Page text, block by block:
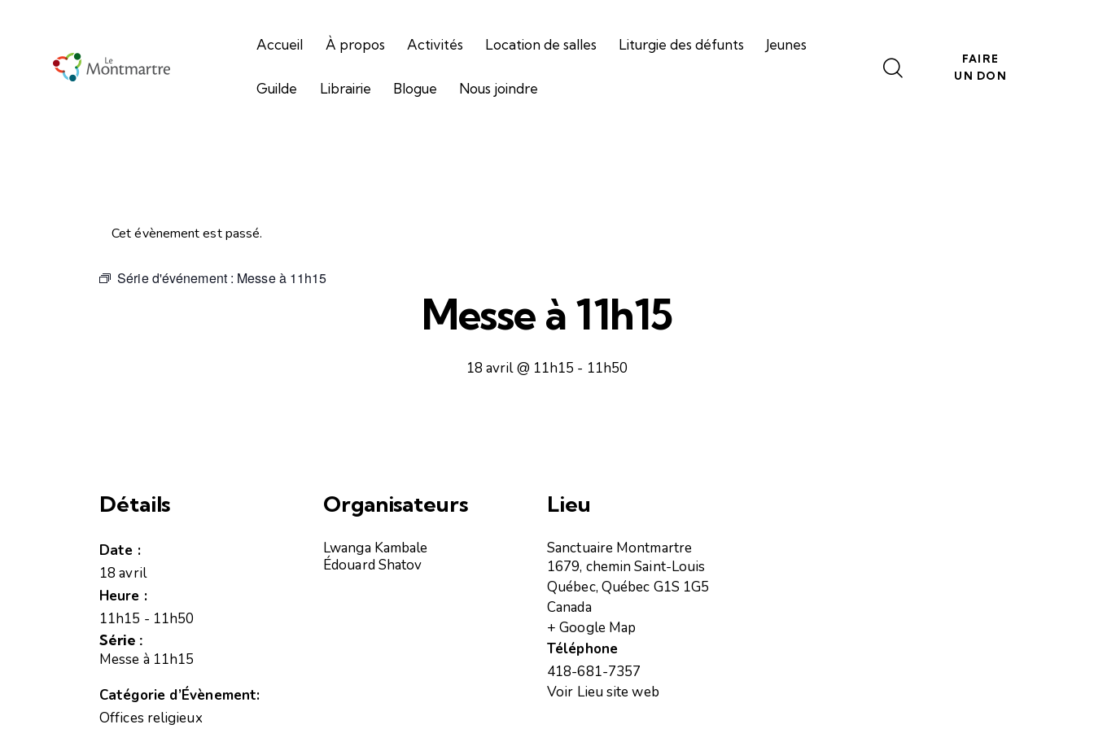
Accueil À propos Activités Location de salles Liturgie des défunts Jeunes
Guilde Librairie Blogue Nous joindre
FAIRE
UN DON
Cet évènement est passé.
Série d'événement : Messe à 11h15
Messe à 11h15
18 avril @ 11h15 - 11h50
Détails
Date :
18 avril
Heure :
11h15 - 11h50
Série :
Messe à 11h15
Catégorie d’Évènement:
Offices religieux
Organisateurs
Lwanga Kambale
Édouard Shatov
Lieu
Sanctuaire Montmartre
1679, chemin Saint-Louis
Québec, Québec G1S 1G5
Canada
+ Google Map
Téléphone
418-681-7357
Voir Lieu site web